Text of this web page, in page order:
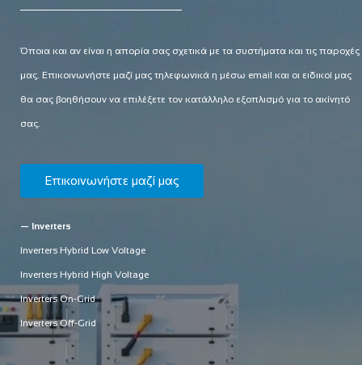
Όποια και αν είναι η απορία σας σχετικά με τα συστήματα και τις παροχές
μας. Επικοινωνήστε μαζί μας τηλεφωνικά η μέσω email και οι ειδικοί μας
θα σας βοηθήσουν να επιλέξετε τον κατάλληλο εξοπλισμό για το ακίνητό
σας.
Επικοινωνήστε μαζί μας
— Inverters
Inverters Hybrid Low Voltage
Inverters Hybrid High Voltage
Inverters On-Grid
Inverters Off-Grid